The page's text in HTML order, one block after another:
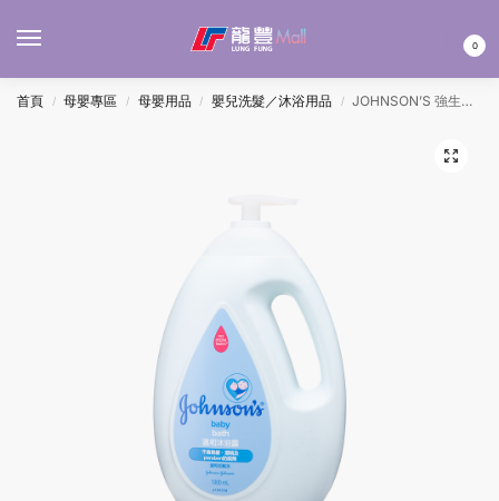
0
首頁 / 母嬰專區 / 母嬰用品 / 嬰兒洗髮／沐浴用品 / JOHNSON’S 強生嬰兒沐浴露 – 溫和 1L